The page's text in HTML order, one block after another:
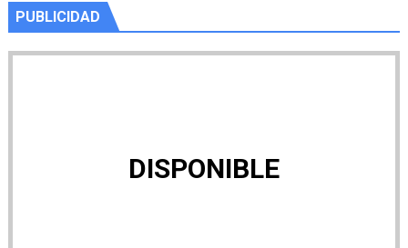
PUBLICIDAD
DISPONIBLE